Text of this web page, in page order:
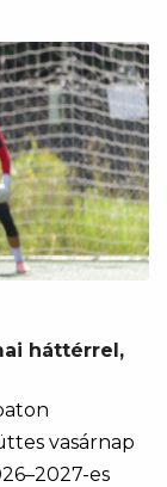
háttérrel,
vasárnap
es